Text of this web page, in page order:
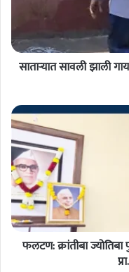
झा
ली
!
सा
ता
र
क
रां
नी
अ
नु
साताऱ्यात सावली झाली
फ
ल
ट
ण
:
क्रां
ती
बा
ज्यो
फलटण: क्रांतीबा